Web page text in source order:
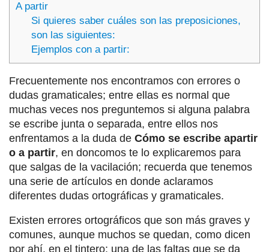
A partir
Si quieres saber cuáles son las preposiciones,
son las siguientes:
Ejemplos con a partir:
Frecuentemente nos encontramos con errores o
dudas gramaticales; entre ellas es normal que
muchas veces nos preguntemos si alguna palabra
se escribe junta o separada, entre ellos nos
enfrentamos a la duda de Cómo se escribe apartir
o a partir, en doncomos te lo explicaremos para
que salgas de la vacilación; recuerda que tenemos
una serie de artículos en donde aclaramos
diferentes dudas ortográficas y gramaticales.
Existen errores ortográficos que son más graves y
comunes, aunque muchos se quedan, como dicen
por ahí, en el tintero; una de las faltas que se da